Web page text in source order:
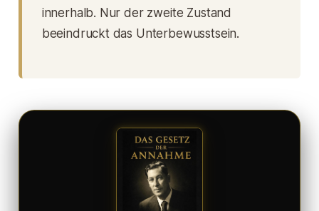
innerhalb. Nur der zweite Zustand
beeindruckt das Unterbewusstsein.